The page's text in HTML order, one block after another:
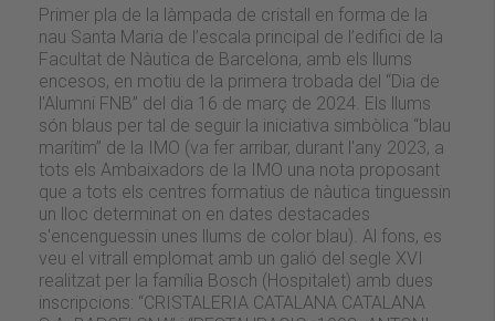
Primer pla de la làmpada de cristall en forma de la
nau Santa Maria de l’escala principal de l’edifici de la
Facultat de Nàutica de Barcelona, amb els llums
encesos, en motiu de la primera trobada del “Dia de
l'Alumni FNB” del dia 16 de març de 2024. Els llums
són blaus per tal de seguir la iniciativa simbòlica “blau
marítim” de la IMO (va fer arribar, durant l'any 2023, a
tots els Ambaixadors de la IMO una nota proposant
que a tots els centres formatius de nàutica tinguessin
un lloc determinat on en dates destacades
s'encenguessin unes llums de color blau). Al fons, es
veu el vitrall emplomat amb un galió del segle XVI
realitzat per la família Bosch (Hospitalet) amb dues
inscripcions: “CRISTALERIA CATALANA CATALANA